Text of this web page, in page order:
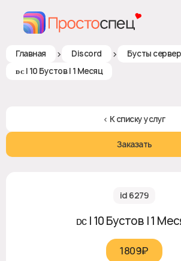
Главная > Discord > Бусты
ᴅᴄ | 10 Бустов | 1 Месяц
< К списку услуг
Заказать
id 6279
ᴅᴄ | 10 Бустов | 1
1809₽‎